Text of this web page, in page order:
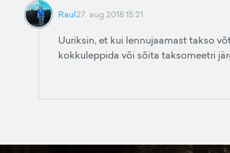
Raul27. aug 2018 15:21
Uuriksin, et kui lennujaamast takso
kokkuleppida või sõita taksomeetri